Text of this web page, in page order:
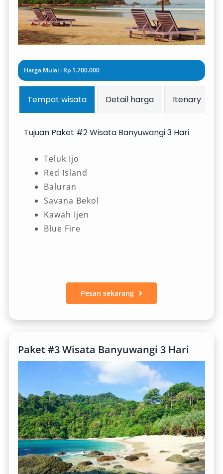
Harga Mulai : Rp 1.700.000
Tempat wisata Detail harga Itenary
Tujuan Paket #2 Wisata Banyuwangi 3 Hari
Teluk Ijo
Red Island
Baluran
Savana Bekol
Kawah Ijen
Blue Fire
Pesan sekarang
Paket #3 Wisata Banyuwangi 3 Hari